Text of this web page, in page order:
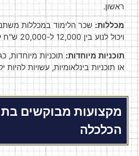
ראשון.
מכללות:שכר הלימוד במכללות
ויכול לנוע בין 12,000 ל-20,000 ש"ח לשנה לתואר ראשון.
תוכניות מיוחדות: תוכניות מיוחדות,
או תוכניות בינלאומיות, עשויות להיות
מקצועות מבוקשים
הכלכלה